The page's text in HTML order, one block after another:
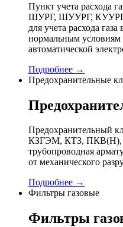
Пункт учета
ШУРГ, ШУУРГ, КУУРГ,
для учета расхода
нормальным условиям
автоматической
Подробнее →
Предохранительные
Предохранительный
КЗГЭМ, КТЗ,
трубопроводная
от механического
Подробнее →
Фильтры газовые
Фильтры